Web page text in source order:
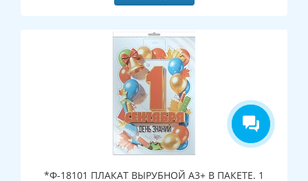
*Ф-18101 ПЛАКАТ ВЫРУБНОЙ А3+ В ПАКЕТЕ. 1